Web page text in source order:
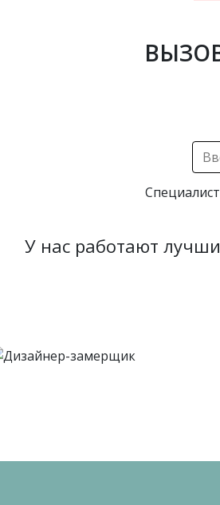
У нас работают